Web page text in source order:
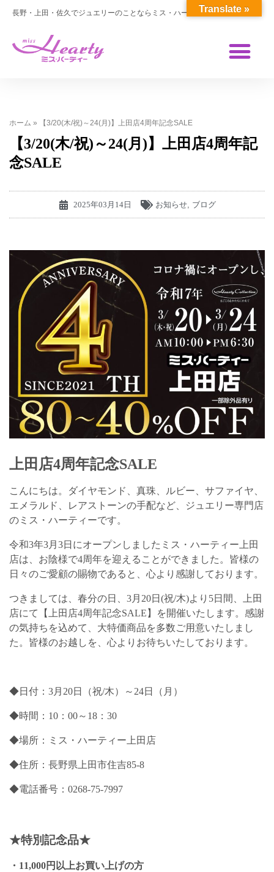
長野・上田・佐久でジュエリーのことならミス・ハーティー
ホーム » 【3/20(木/祝)～24(月)】上田店4周年記念SALE
【3/20(木/祝)～24(月)】上田店4周年記
念SALE
2025年03月14日 お知らせ, ブログ
上田店4周年記念SALE
こんにちは。ダイヤモンド、真珠、ルビー、サファイヤ、
エメラルド、レアストーンの手配など、ジュエリー専門店
のミス・ハーティーです。
令和3年3月3日にオープンしましたミス・ハーティー上田
店は、お陰様で4周年を迎えることができました。皆様の
日々のご愛顧の賜物であると、心より感謝しております。
つきましては、春分の日、3月20日(祝/木)より5日間、上田
店にて【上田店4周年記念SALE】を開催いたします。感謝
の気持ちを込めて、大特価商品を多数ご用意いたしまし
た。皆様のお越しを、心よりお待ちいたしております。
◆日付：3月20日（祝/木）～24日（月）
◆時間：10：00～18：30
◆場所：ミス・ハーティー上田店
◆住所：長野県上田市住吉85-8
◆電話番号：0268-75-7997
★特別記念品★
・11,000円以上お買い上げの方
Translate »